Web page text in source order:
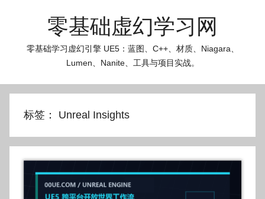
零基础虚幻学习网
零基础学习虚幻引擎 UE5：蓝图、C++、材质、Niagara、
Lumen、Nanite、工具与项目实战。
标签： Unreal Insights